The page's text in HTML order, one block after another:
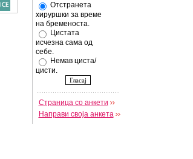
Отстранета
хируршки за време
на бременоста.
Цистата
исчезна сама од
себе.
Немав циста/
цисти.
Страница со анкети
Направи своја анкета